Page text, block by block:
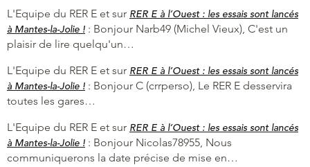
L'Equipe du RER E et sur RER E à l’Ouest : les essais sont lancés
à Mantes-la-Jolie ! : Bonjour Narb49 (Michel Vieux), C'est un
plaisir de lire quelqu'un…
L'Equipe du RER E et sur RER E à l’Ouest : les essais sont lancés
à Mantes-la-Jolie ! : Bonjour C (crrperso), Le RER E desservira
toutes les gares…
L'Equipe du RER E et sur RER E à l’Ouest : les essais sont lancés
à Mantes-la-Jolie ! : Bonjour Nicolas78955, Nous
communiquerons la date précise de mise en…